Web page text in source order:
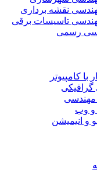
نقشه برداری
تاسیسات برقی
رسمی
کامپیوتر
گرافیکی
مهندسی
و وب
و انیمیشن